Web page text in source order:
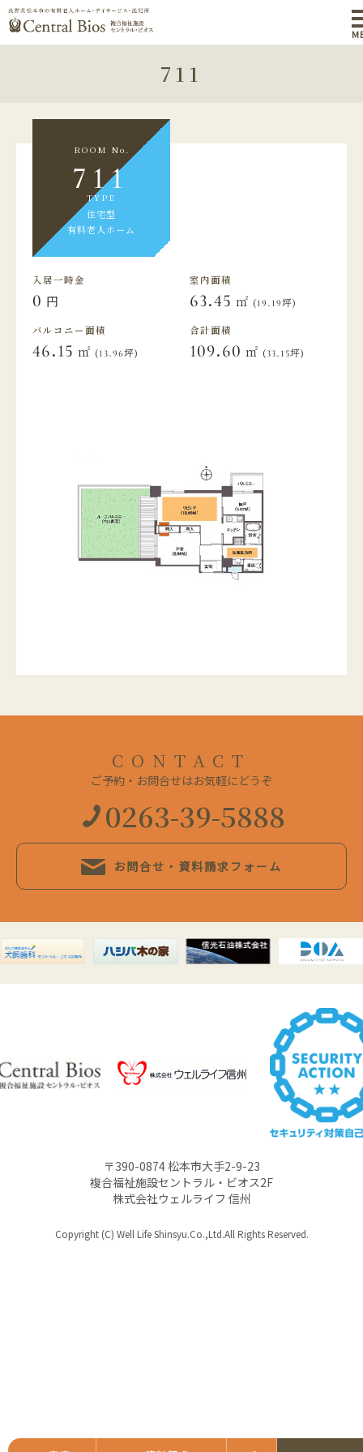
711
ROOM No.
711
TYPE
住宅型
有料老人ホーム
入居一時金
0 円
室内面積
63.45 ㎡ (19.19坪)
バルコニー面積
46.15 ㎡ (13.96坪)
合計面積
109.60 ㎡ (33.15坪)
CONTACT
ご予約・お問合せはお気軽にどうぞ
0263-39-5888
お問合せ・資料請求フォーム
〒390-0874 松本市大手2-9-23
複合福祉施設セントラル・ビオス2F
株式会社ウェルライフ 信州
Copyright (C) Well Life Shinsyu.Co.,Ltd.All Rights Reserved.